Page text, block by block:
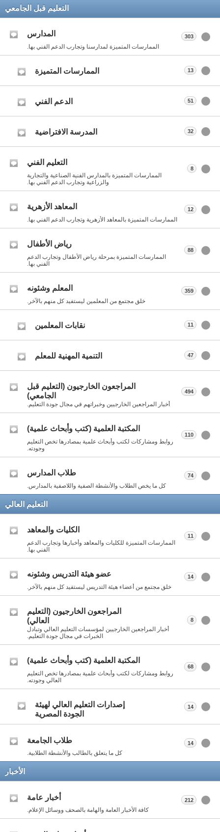
التعليم قبل الجامعي
المدارس
الممارسات المتميزة لمدارسنا وتجارب الدعم الفني بها.
303
الممارسات المتميزة 13
الدعم الفني 51
المدرسة الافتراضية 32
التعليم الفني
الممارسات المتميزة بالمدارس الفنية الصناعية والتجارية
والزراعية وتجارب الدعم الفني بها.
8
المعاهد الأزهرية
الممارسات المتميزة بالمعاهد الأزهرية وتجارب الدعم الفني بها.
12
رياض الأطفال
الممارسات المتميزة بمرحلة رياض الأطفال وتجارب الدعم
الفني بها.
88
المعلم وشئونه
خلق مجتمع من المعلمين ليستفيد كل منهم بالآخر.
359
نقابات المعلمين 11
التنمية المهنية للمعلم 47
المراجعون الخارجيون (التعليم قبل
الجامعي)
أخبار المراجعين الخارجيين وخبراتهم في مجال جودة التعليم.
494
المكتبة العلمية (كتب وأبحاث علمية)
روابط ومشاركات لكتب وأبحاث علمية بمصادرها تخص التعليم
وجودته.
110
طلاب المدارس
كل ما يخص الطلاب والأنشطة الصفية واللاصفية بالمدارس.
74
التعليم العالي
الكليات والمعاهد
الممارسات المتميزة للكليات والمعاهد وأخبارها وتجارب الدعم
الفني بها.
11
عضو هيئة التدريس وشئونه
خلق مجتمع من أعضاء هيئة التدريس ليستفيد كل منهم بالآخر.
14
المراجعون الخارجيون (التعليم
العالي)
أخبار المراجعين الخارجيين لمؤسسات التعليم العالي وتبادل
الخبرات في مجال جودة التعليم.
8
المكتبة العلمية (كتب وأبحاث علمية)
روابط ومشاركات لكتب وأبحاث علمية بمصادرها تخص التعليم
العالي وجودته.
68
إصدارات التعليم العالي لهيئة
الجودة المصرية
14
طلاب الجامعة
كل ما يتعلق بالطالب والأنشطة الطلابية.
14
الأخبار
أخبار عامة
كافة الأخبار العامة والهامة بالصحف ووسائل الإعلام.
212